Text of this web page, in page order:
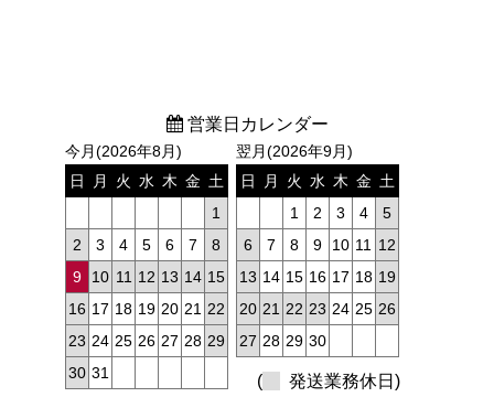
営業日カレンダー
今月(2026年8月)
日
月 火 水 木 金 土
1
2
3 4 5 6 7
8
9
10 11 12 13 14 15
16 17 18 19 20 21 22
23 24 25 26 27 28 29
30 31
翌月(2026年9月)
日
月 火 水 木 金 土
1
2 3 4
5
6
7 8 9 10 11
12
13 14 15 16 17 18 19
20 21 22 23 24 25 26
27 28 29 30
( 発送業務休日)